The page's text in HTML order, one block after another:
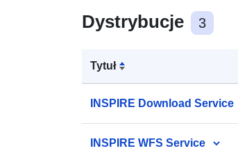
Dystrybucje 3
Tytuł
INSPIRE Download Service
INSPIRE WFS Service